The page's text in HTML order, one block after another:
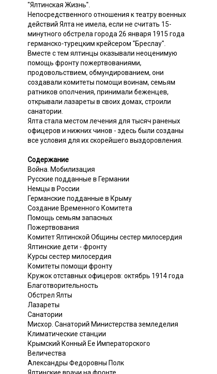
"Ялтинская Жизнь".
Непосредственного отношения к театру военных
действий Ялта не имела, если не считать 15-
минутного обстрела города 26 января 1915 года
германско-турецким крейсером "Бреслау".
Вместе с тем ялтинцы оказывали неоценимую
помощь фронту пожертвованиями,
продовольствием, обмундированием, они
создавали комитеты помощи воинам, семьям
ратников ополчения, принимали беженцев,
открывали лазареты в своих домах, строили
санатории.
Ялта стала местом лечения для тысяч раненых
офицеров и нижних чинов - здесь были созданы
все условия для их скорейшего выздоровления.
Содержание
Война. Мобилизация
Русские подданные в Германии
Немцы в России
Германские подданные в Крыму
Создание Временного Комитета
Помощь семьям запасных
Пожертвования
Комитет Ялтинской Общины сестер милосердия
Ялтинские дети - фронту
Курсы сестер милосердия
Комитеты помощи фронту
Кружок отставных офицеров: октябрь 1914 года
Благотворительность
Обстрел Ялты
Лазареты
Санатории
Мисхор. Санаторий Министерства земледелия
Климатические станции
Крымский Конный Ее Императорского
Величества
Александры Федоровны Полк
Ялтинские врачи на фронте